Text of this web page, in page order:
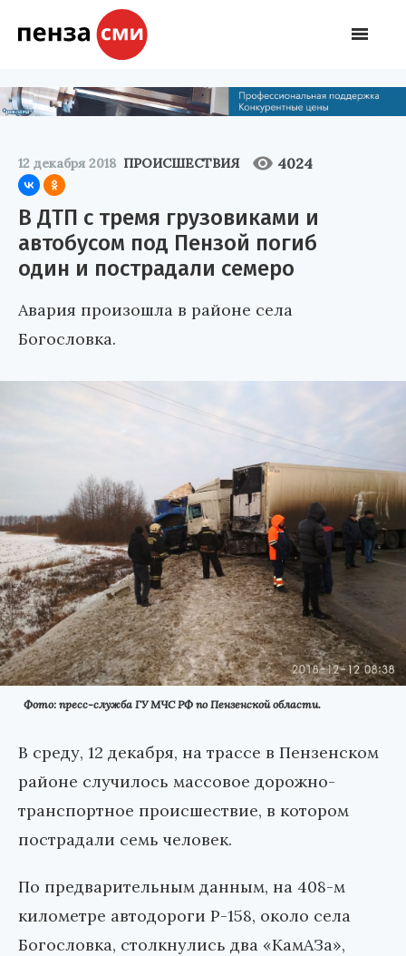
12 декабря 2018 ПРОИСШЕСТВИЯ 4024
В ДТП с тремя грузовиками и
автобусом под Пензой погиб
один и пострадали семеро
Авария произошла в районе села
Богословка.
Фото: пресс-служба ГУ МЧС РФ по Пензенской области.
В среду, 12 декабря, на трассе в Пензенском
районе случилось массовое дорожно-
транспортное происшествие, в котором
пострадали семь человек.
По предварительным данным, на 408-м
километре автодороги Р-158, около села
Богословка, столкнулись два «КамАЗа»,